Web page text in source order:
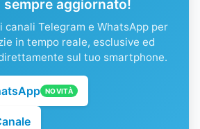
sempre aggiornato!
canali Telegram e WhatsApp per
in tempo reale, esclusive ed
sul tuo smartphone.
NOVITÀ